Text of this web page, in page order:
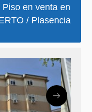
en venta en
/ Plasencia